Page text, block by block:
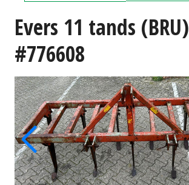
Evers 11 tands (BRU)
#776608